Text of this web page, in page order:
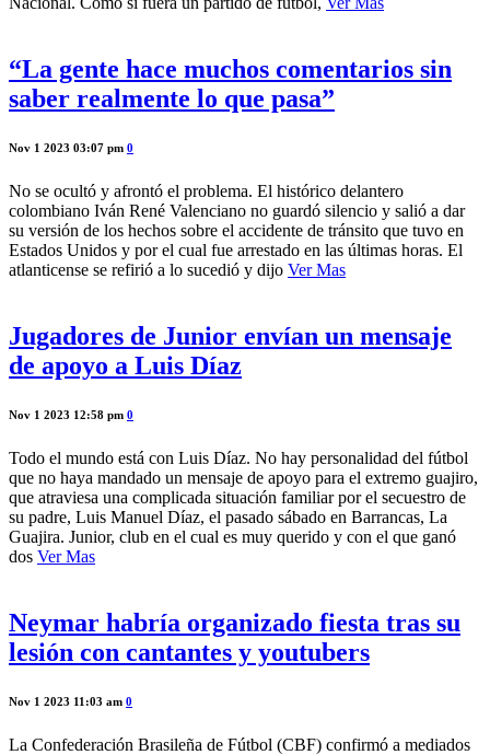
“La gente hace muchos comentarios sin
saber realmente lo que pasa”
Nov 1 2023 03:07 pm 0
No se ocultó y afrontó el problema. El histórico delantero
colombiano Iván René Valenciano no guardó silencio y salió a dar
su versión de los hechos sobre el accidente de tránsito que tuvo en
Estados Unidos y por el cual fue arrestado en las últimas horas. El
atlanticense se refirió a lo sucedió y dijo Ver Mas
Jugadores de Junior envían un mensaje
de apoyo a Luis Díaz
Nov 1 2023 12:58 pm 0
Todo el mundo está con Luis Díaz. No hay personalidad del fútbol
que no haya mandado un mensaje de apoyo para el extremo guajiro,
que atraviesa una complicada situación familiar por el secuestro de
su padre, Luis Manuel Díaz, el pasado sábado en Barrancas, La
Guajira. Junior, club en el cual es muy querido y con el que ganó
dos Ver Mas
Neymar habría organizado fiesta tras su
lesión con cantantes y youtubers
Nov 1 2023 11:03 am 0
La Confederación Brasileña de Fútbol (CBF) confirmó a mediados